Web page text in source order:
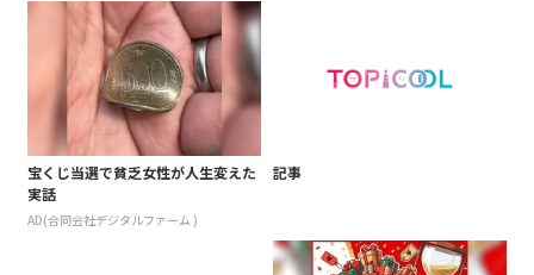
宝くじ当選で貧乏女性が人生変えた
実話
AD(合同会社デジタルファーム )
記事